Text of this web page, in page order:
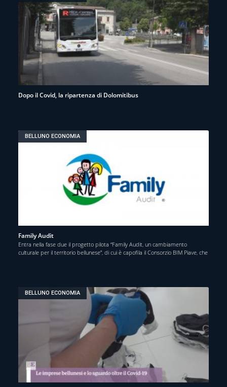
Dopo il Covid, la ripartenza di Dolomitibus
BELLUNO ECONOMIA
Family Audit
Entra nella fase due il progetto pilota “Family Audit, un cambiamento
culturale per il territorio bellunese”, di cui è capofila il Consorzio BIM Piave, che
BELLUNO ECONOMIA